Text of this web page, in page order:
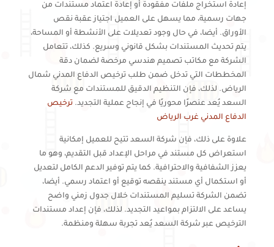
إعادة استخراج ملفات مفقودة أو إعادة اعتماد مستندات من
جهات رسمية، مما يسهل على العميل اجتياز عقبة نقص
الأوراق. أيضا، في حال وجود تعديلات على الأنشطة أو المساحة،
يتم تحديث المستندات بشكل قانوني وسريع. كذلك، تتعامل
الشركة مع مكاتب تصميم هندسي مرخصة لضمان دقة
المخططات التي تدخل ضمن طلب ترخيص الدفاع المدني شمال
الرياض. لذلك، فإن التنظيم الدقيق للمستندات مع شركة
السعد يُعد عنصرًا محوريًا في إنجاح عملية التجديد. ترخيص
الدفاع المدني غرب الرياض
علاوة على ذلك، فإن شركة السعد تتيح للعميل إمكانية
استعراض كل مستند في مراحل الإعداد قبل التقديم، وهو ما
يعزز الشفافية والاحترافية. كما يتم توفير الدعم الكامل لتعديل
أو استكمال أي مستند ينقصه توقيع أو اعتماد رسمي. أيضا،
تضمن الشركة تسليم المستندات خلال جدول زمني واضح
يساعد على الالتزام بمواعيد التجديد. لذلك، فإن إعداد مستندات
الترخيص عبر شركة السعد يُعد تجربة سهلة ومنظمة.